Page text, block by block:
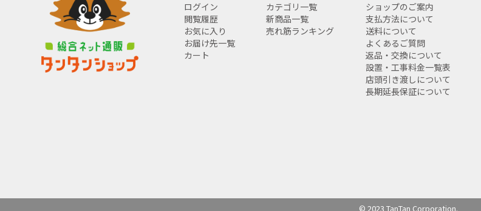
ログイン
閲覧履歴
お気に入り
お届け先一覧
カート
カテゴリ一覧
新商品一覧
売れ筋ランキング
ショップのご案内
支払方法について
送料について
よくあるご質問
返品・交換について
設置・工事料金一覧表
店頭引き渡しについて
長期延長保証について
© 2023 TanTan Corporation.